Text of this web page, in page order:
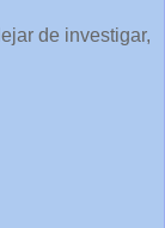
de investigar,